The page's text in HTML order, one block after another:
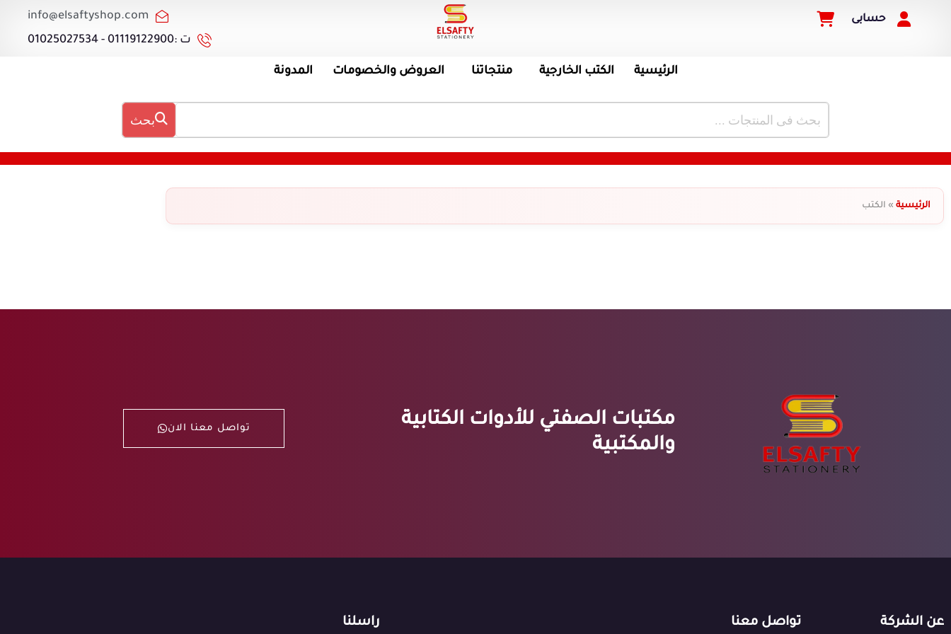
حسابى
info@elsaftyshop.com
ت :01119122900 - 01025027534
الرئيسية الكتب الخارجية منتجاتنا العروض والخصومات المدونة
بحث
الرئيسية » الكتب
مكتبات الصفتي للأدوات الكتابية
والمكتبية
تواصل معنا الان
عن الشركة تواصل معنا راسلنا